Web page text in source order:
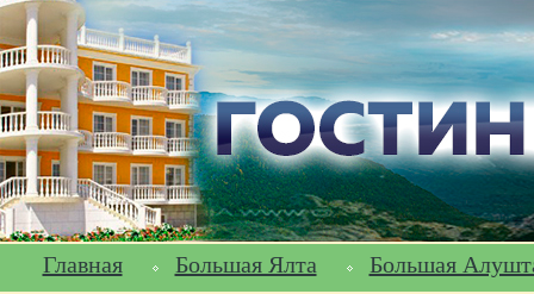
Главная Большая Ялта Большая